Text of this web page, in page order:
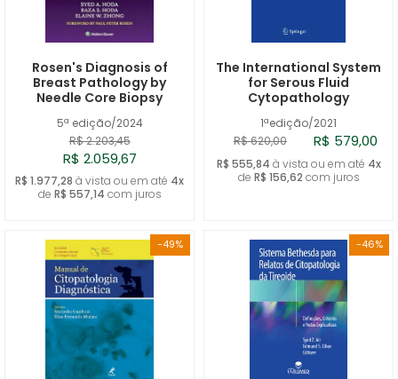
5ª edição/2024
Rosen's Diagnosis of
Breast Pathology by
Needle Core Biopsy
R$ 2.203,45
R$ 2.059,67
R$ 1.977,28 à vista ou em até 4x
de R$ 557,14 com juros
1ªedição/2021
The International System
for Serous Fluid
Cytopathology
R$ 620,00 R$ 579,00
R$ 555,84 à vista ou em até 4x
de R$ 156,62 com juros
-49% -46%